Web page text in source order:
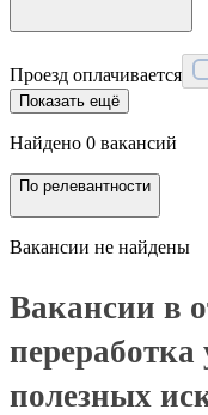
Проезд оплачивается
Показать ещё
Найдено 0 вакансий
По релевантности
Вакансии не найдены
Вакансии в
переработка
полезных